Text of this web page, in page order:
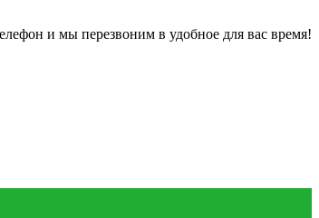
и мы перезвоним в удобное для вас время!